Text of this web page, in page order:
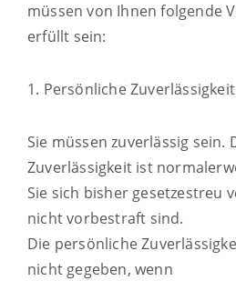
müssen von Ihnen folgende
erfüllt sein:
1. Persönliche Zuverlässigkeit
Sie müssen zuverlässig sein.
Zuverlässigkeit ist
Sie sich bisher gesetzestreu
nicht vorbestraft sind.
Die persönliche
nicht gegeben, wenn